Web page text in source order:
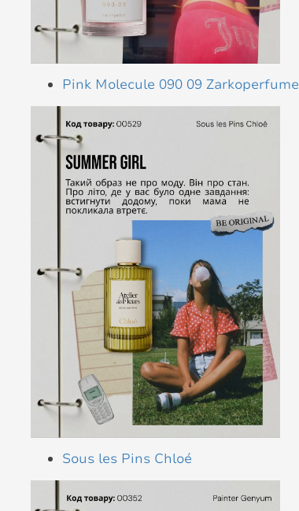
Pink Molecule 090 09 Zarkoperfume
Sous les Pins Chloé